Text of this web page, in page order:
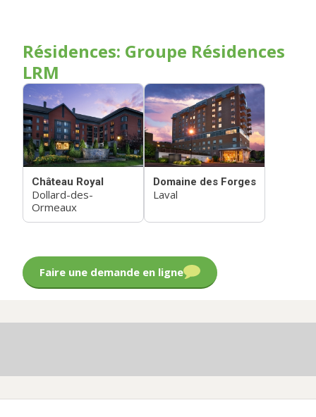
Résidences: Groupe Résidences
LRM
Château Royal
Dollard-des-
Ormeaux
Domaine des Forges
Laval
Faire une demande en ligne